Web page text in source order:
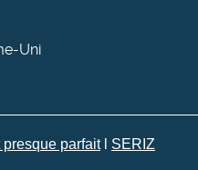
Uni
presque parfaitl SERIZ